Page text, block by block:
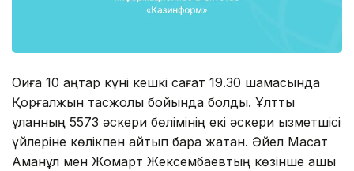
Оқиға 10 қаңтар күні кешкі сағат 19.30 шамасында
Қорғалжын тасжолы бойында болды. Ұлттық
ұланның 5573 әскери бөлімінің екі әскери қызметшісі
үйлеріне көлікпен қайтып бара жатқан. Әйел Мақсат
Аманқұл мен Жомарт Жексембаевтың көзінше ашық